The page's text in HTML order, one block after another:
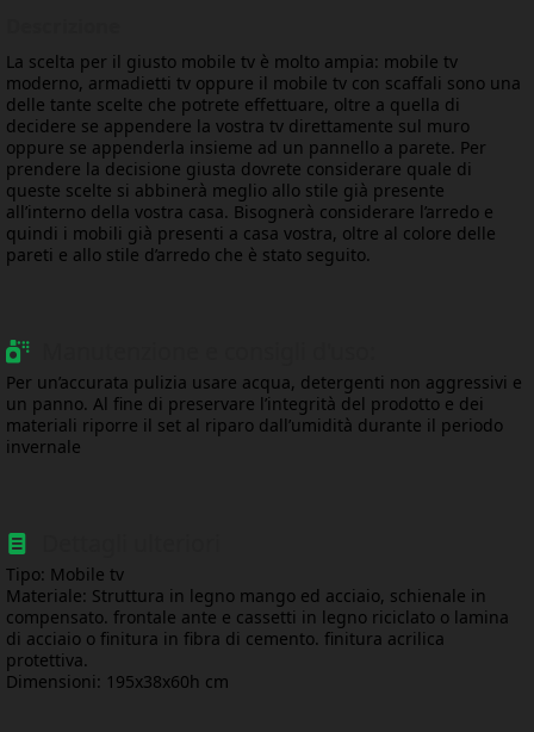
La scelta per il giusto mobile tv è molto ampia: mobile tv
moderno, armadietti tv oppure il mobile tv con scaffali sono una
delle tante scelte che potrete effettuare, oltre a quella di
decidere se appendere la vostra tv direttamente sul muro
oppure se appenderla insieme ad un pannello a parete. Per
prendere la decisione giusta dovrete considerare quale di
queste scelte si abbinerà meglio allo stile già presente
all’interno della vostra casa. Bisognerà considerare l’arredo e
quindi i mobili già presenti a casa vostra, oltre al colore delle
pareti e allo stile d’arredo che è stato seguito.
Per un’accurata pulizia usare acqua, detergenti non aggressivi e
un panno. Al fine di preservare l’integrità del prodotto e dei
materiali riporre il set al riparo dall’umidità durante il periodo
invernale
Tipo: Mobile tv
Materiale: Struttura in legno mango ed acciaio, schienale in
compensato. frontale ante e cassetti in legno riciclato o lamina
di acciaio o finitura in fibra di cemento. finitura acrilica
protettiva.
Dimensioni: 195x38x60h cm